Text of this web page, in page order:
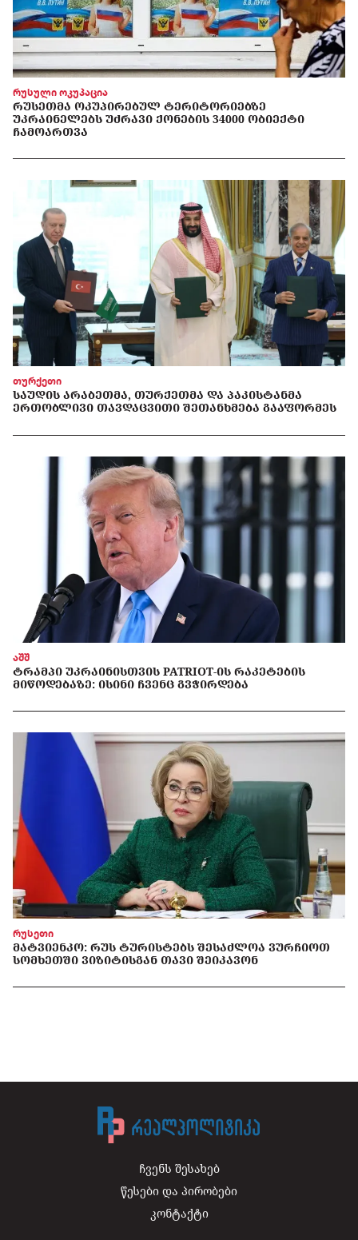
რუსული ოკუპაცია
ᲠᲣᲡᲔᲗᲛᲐ ᲝᲙᲣᲞᲘᲠᲔᲑᲣᲚ ᲢᲔᲠᲘᲢᲝᲠᲘᲔᲑᲖᲔ
ᲣᲙᲠᲐᲘᲜᲔᲚᲔᲑᲡ ᲣᲫᲠᲐᲕᲘ ᲥᲝᲜᲔᲑᲘᲡ 34000 ᲝᲑᲘᲔᲥᲢᲘ
ᲩᲐᲛᲝᲐᲠᲗᲕᲐ
თურქეთი
ᲡᲐᲣᲓᲘᲡ ᲐᲠᲐᲑᲔᲗᲛᲐ, ᲗᲣᲠᲥᲔᲗᲛᲐ ᲓᲐ ᲞᲐᲙᲘᲡᲢᲐᲜᲛᲐ
ᲔᲠᲗᲝᲑᲚᲘᲕᲘ ᲗᲐᲕᲓᲐᲪᲕᲘᲗᲘ ᲨᲔᲗᲐᲜᲮᲛᲔᲑᲐ ᲒᲐᲐᲤᲝᲠᲛᲔᲡ
აშშ
ᲢᲠᲐᲛᲞᲘ ᲣᲙᲠᲐᲘᲜᲘᲡᲗᲕᲘᲡ PATRIOT-ᲘᲡ ᲠᲐᲙᲔᲢᲔᲑᲘᲡ
ᲛᲘᲬᲝᲓᲔᲑᲐᲖᲔ: ᲘᲡᲘᲜᲘ ᲩᲕᲔᲜᲪ ᲒᲕᲭᲘᲠᲓᲔᲑᲐ
რუსეთი
ᲛᲐᲢᲕᲘᲔᲜᲙᲝ: ᲠᲣᲡ ᲢᲣᲠᲘᲡᲢᲔᲑᲡ ᲨᲔᲡᲐᲫᲚᲝᲐ ᲕᲣᲠᲩᲘᲝᲗ
ᲡᲝᲛᲮᲔᲗᲨᲘ ᲕᲘᲖᲘᲢᲘᲡᲒᲐᲜ ᲗᲐᲕᲘ ᲨᲔᲘᲙᲐᲕᲝᲜ
ჩვენს შესახებ
წესები და პირობები
კონტაქტი